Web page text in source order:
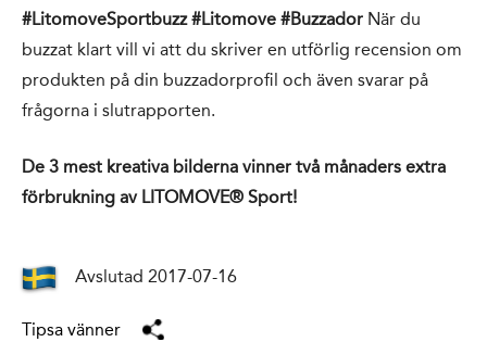
#LitomoveSportbuzz #Litomove #Buzzador När du
buzzat klart vill vi att du skriver en utförlig recension om
produkten på din buzzadorprofil och även svarar på
frågorna i slutrapporten.
De 3 mest kreativa bilderna vinner två månaders extra
förbrukning av LITOMOVE® Sport!
Avslutad 2017-07-16
Tipsa vänner